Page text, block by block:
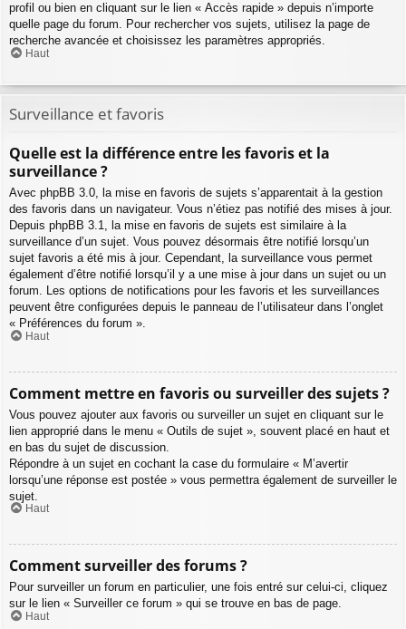
profil ou bien en cliquant sur le lien « Accès rapide » depuis n’importe
quelle page du forum. Pour rechercher vos sujets, utilisez la page de
recherche avancée et choisissez les paramètres appropriés.
Haut
Surveillance et favoris
Quelle est la différence entre les favoris et la
surveillance ?
Avec phpBB 3.0, la mise en favoris de sujets s’apparentait à la gestion
des favoris dans un navigateur. Vous n’étiez pas notifié des mises à jour.
Depuis phpBB 3.1, la mise en favoris de sujets est similaire à la
surveillance d’un sujet. Vous pouvez désormais être notifié lorsqu’un
sujet favoris a été mis à jour. Cependant, la surveillance vous permet
également d’être notifié lorsqu’il y a une mise à jour dans un sujet ou un
forum. Les options de notifications pour les favoris et les surveillances
peuvent être configurées depuis le panneau de l’utilisateur dans l’onglet
« Préférences du forum ».
Haut
Comment mettre en favoris ou surveiller des sujets ?
Vous pouvez ajouter aux favoris ou surveiller un sujet en cliquant sur le
lien approprié dans le menu « Outils de sujet », souvent placé en haut et
en bas du sujet de discussion.
Répondre à un sujet en cochant la case du formulaire « M’avertir
lorsqu’une réponse est postée » vous permettra également de surveiller le
sujet.
Haut
Comment surveiller des forums ?
Pour surveiller un forum en particulier, une fois entré sur celui-ci, cliquez
sur le lien « Surveiller ce forum » qui se trouve en bas de page.
Haut